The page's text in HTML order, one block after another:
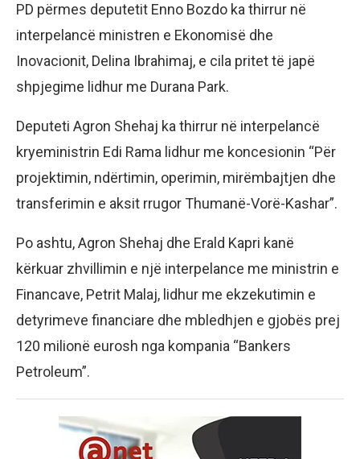
PD përmes deputetit Enno Bozdo ka thirrur në
interpelancë ministren e Ekonomisë dhe
Inovacionit, Delina Ibrahimaj, e cila pritet të japë
shpjegime lidhur me Durana Park.
Deputeti Agron Shehaj ka thirrur në interpelancë
kryeministrin Edi Rama lidhur me koncesionin “Për
projektimin, ndërtimin, operimin, mirëmbajtjen dhe
transferimin e aksit rrugor Thumanë-Vorë-Kashar”.
Po ashtu, Agron Shehaj dhe Erald Kapri kanë
kërkuar zhvillimin e një interpelance me ministrin e
Financave, Petrit Malaj, lidhur me ekzekutimin e
detyrimeve financiare dhe mbledhjen e gjobës prej
120 milionë eurosh nga kompania “Bankers
Petroleum”.